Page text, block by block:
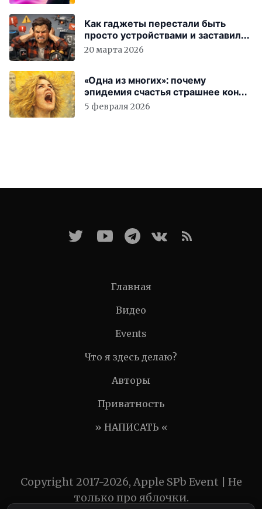
Как гаджеты перестали быть
просто устройствами и заставили
вас бесплатно работать
20 марта 2026
«Одна из многих»: почему
эпидемия счастья страшнее конца
света
5 февраля 2026
Главная
Видео
Events
Что я здесь делаю?
Авторы
Приватность
» НАПИСАТЬ «
Copyright 2017-2026, Apple SPb Event | Не
только про яблочки.